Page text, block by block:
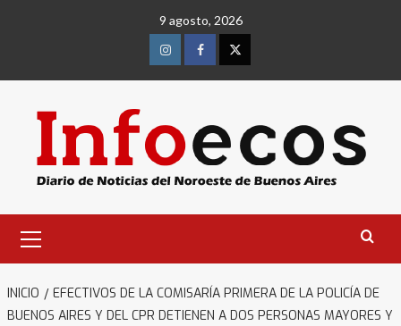
9 agosto, 2026
InstagramFacebookTwitter
primario
INICIO
EFECTIVOS DE LA COMISARÍA PRIMERA DE LA POLICÍA DE
BUENOS AIRES Y DEL CPR DETIENEN A DOS PERSONAS MAYORES Y